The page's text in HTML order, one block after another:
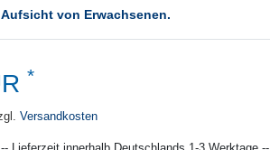
von Erwachsenen.
*
Versandkosten